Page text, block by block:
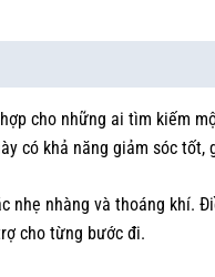
cho những ai tìm kiếm
có khả năng giảm sóc
nhàng và thoáng khí.
cho từng bước đi.